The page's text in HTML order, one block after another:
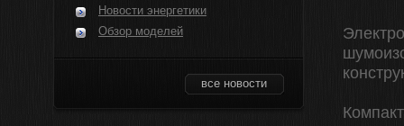
Новости энергетики
Обзор моделей
все новости